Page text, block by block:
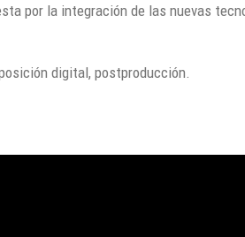
por la integración de las nuevas
digital, postproducción.